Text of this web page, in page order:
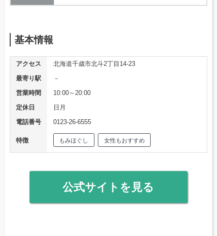
基本情報
アクセス
北海道千歳市北斗2丁目14-23
最寄り駅
－
営業時間
10:00～20:00
定休日
日月
電話番号
0123-26-6555
特徴 もみほぐし 女性もおすすめ
公式サイトを見る